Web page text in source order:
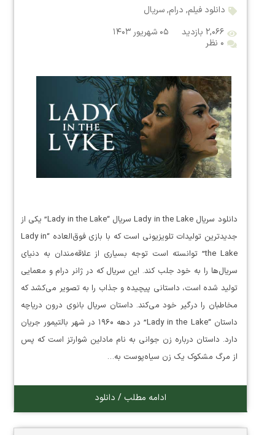
دانلود فیلم, درام,سریال
۲,۰۶۶ بازدید
۰۵ شهریور ۱۴۰۳
۰ نظر
دانلود سریال Lady in the Lake سریال “Lady in the Lake” یکی از
جدیدترین تولیدات تلویزیونی است که با بازی فوق‌العاده “Lady in
the Lake” توانسته است توجه بسیاری از علاقه‌مندان به دنیای
سریال‌ها را به خود جلب کند. این سریال که در ژانر درام و معمایی
تولید شده است، داستانی پیچیده و جذاب را به تصویر می‌کشد که
مخاطبان را درگیر خود می‌کند. داستان سریال بانوی درون دریاچه
داستان “Lady in the Lake” در دهه ۱۹۶۰ در شهر بالتیمور جریان
دارد. داستان درباره زن جوانی به نام مادلین شوارتز است که پس
از مرگ مشکوک یک زن سیاه‌پوست به…
ادامه مطلب / دانلود